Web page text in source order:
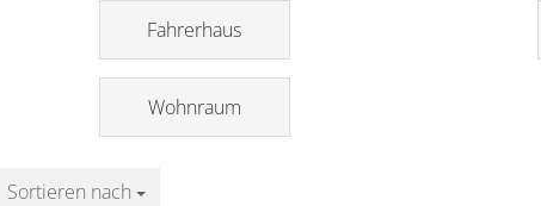
Fahrerhaus
Wohnraum
Sortieren nach
Sortieren nach